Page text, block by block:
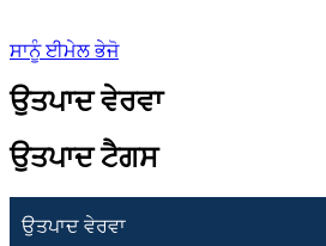
ਸਾਨੂੰ ਈਮੇਲ ਭੇਜੋ
ਉਤਪਾਦ ਵੇਰਵਾ
ਉਤਪਾਦ ਟੈਗਸ
ਉਤਪਾਦ ਵੇਰਵਾ